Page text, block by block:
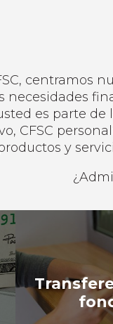
centramos
necesidades
es parte de
CFSC
y